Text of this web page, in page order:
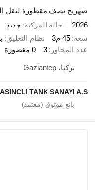
صهريج نصف مقطورة لنقل
2026
حالة المركبة جديد
سعة 45 م3 نظام التعليق
عدد المحاور
3 0 مقصورة
تركيا، Gaziantep
TANK SANAYI A.S.